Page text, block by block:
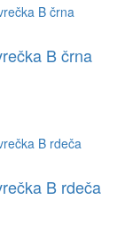
B črna
B rdeča